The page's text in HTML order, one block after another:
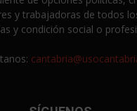
y trabajadoras de todos
y condición social o